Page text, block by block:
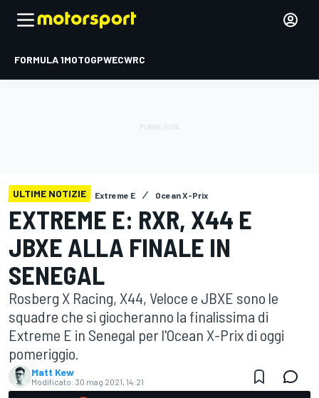
FORMULA 1MOTOGPWECWRC
ULTIME NOTIZIE Extreme E Ocean X-Prix
EXTREME E: RXR, X44 E
JBXE ALLA FINALE IN
SENEGAL
Rosberg X Racing, X44, Veloce e JBXE sono le
squadre che si giocheranno la finalissima di
Extreme E in Senegal per l'Ocean X-Prix di oggi
pomeriggio.
Matt Kew
Modificato: 30 mag 2021, 14:21